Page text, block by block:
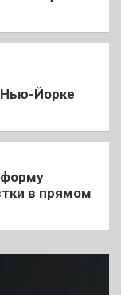
Йорке
в прямом